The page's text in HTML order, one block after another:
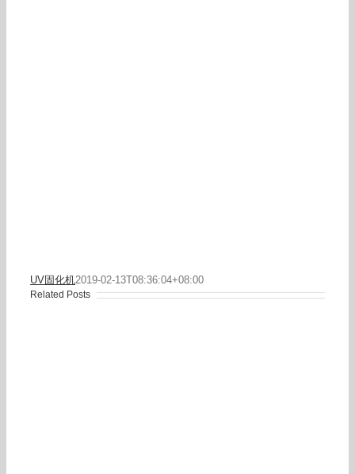
UV固化机2019-02-13T08:36:04+08:00
Related Posts